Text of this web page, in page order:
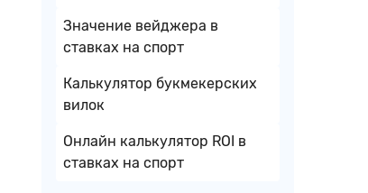
Значение вейджера в
ставках на спорт
Калькулятор букмекерских
вилок
Онлайн калькулятор ROI в
ставках на спорт